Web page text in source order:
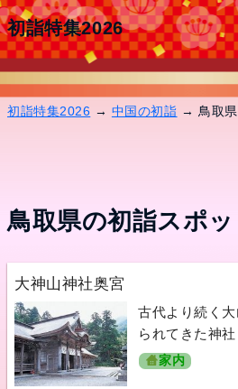
初詣特集2026
初詣特集2026 → 中国の初詣 → 鳥取県
鳥取県の初詣スポッ
大神山神社奥宮
古代より続く
られてきた神社
家内